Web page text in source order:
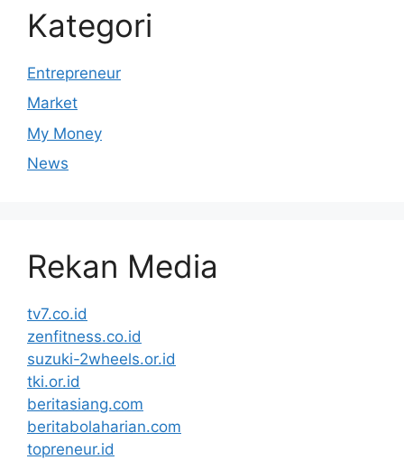
Kategori
Entrepreneur
Market
My Money
News
Rekan Media
tv7.co.id
zenfitness.co.id
suzuki-2wheels.or.id
tki.or.id
beritasiang.com
beritabolaharian.com
topreneur.id